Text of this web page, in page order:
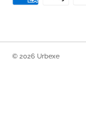
© 2026 Urbexe